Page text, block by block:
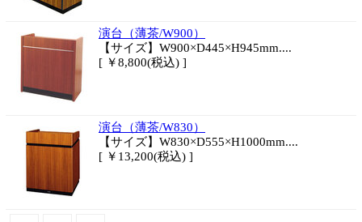
演台（薄茶/W900）
【サイズ】W900×D445×H945mm....
[ ￥8,800(税込) ]
演台（薄茶/W830）
【サイズ】W830×D555×H1000mm....
[ ￥13,200(税込) ]